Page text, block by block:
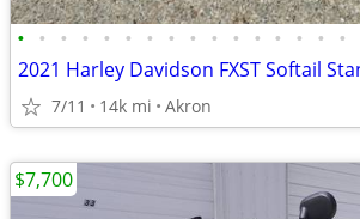
• • • • • • • • • • • • • • • •
2021 Harley Davidson FXST Softail
7/11 14k mi Akron
$7,700